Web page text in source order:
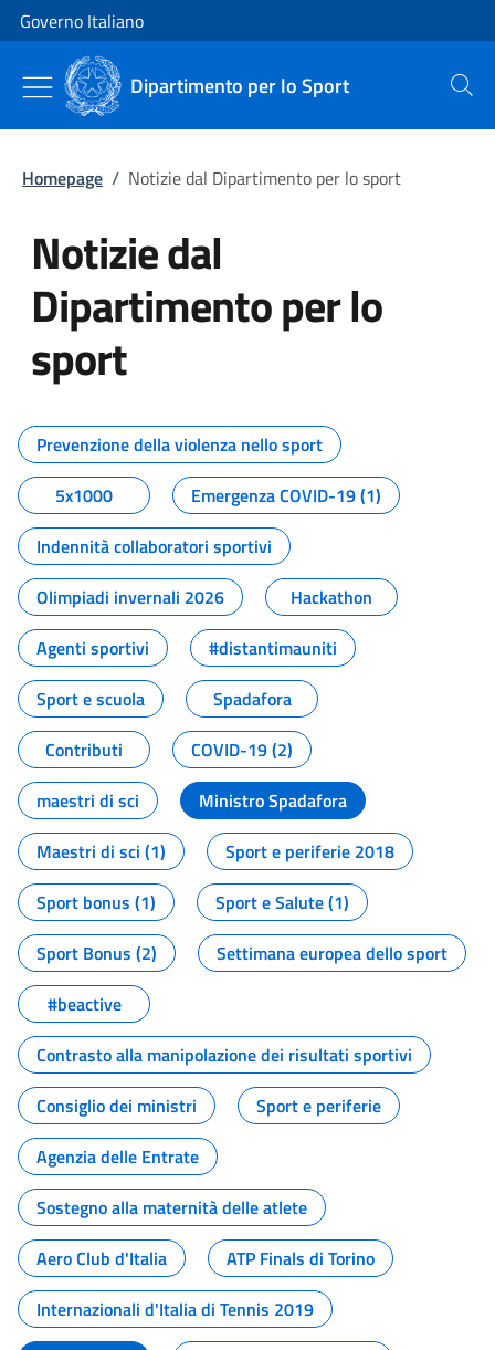
Vai al contenuto
Vai alla navigazione del sito
Governo Italiano
Dipartimento per lo Sport Cerca
Homepage / Notizie dal Dipartimento per lo sport
Notizie dal
Dipartimento per lo
sport
Tutti i contenuti della pagina
Prevenzione della violenza nello sport
5x1000
Emergenza COVID-19 (1)
Indennità collaboratori sportivi
Olimpiadi invernali 2026
Hackathon
Agenti sportivi
#distantimauniti
Sport e scuola
Spadafora
Contributi
COVID-19 (2)
maestri di sci
Ministro Spadafora
Maestri di sci (1)
Sport e periferie 2018
Sport bonus (1)
Sport e Salute (1)
Sport Bonus (2)
Settimana europea dello sport
#beactive
Contrasto alla manipolazione dei risultati sportivi
Consiglio dei ministri
Sport e periferie
Agenzia delle Entrate
Sostegno alla maternità delle atlete
Aero Club d'Italia
ATP Finals di Torino
Internazionali d'Italia di Tennis 2019